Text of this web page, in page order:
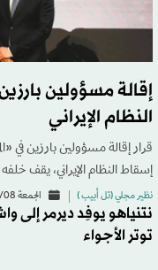
إقالة مسؤولين
النظام الإيراني
قرار إقالة مسؤولين بارزين
إسقاط النظام الإيراني، يقف
نظير مجلي (تل أبيب ) الجمعة 07/08 - 17:29
نتنياهو يوفِد ديرمر إلى
توتر الأجواء